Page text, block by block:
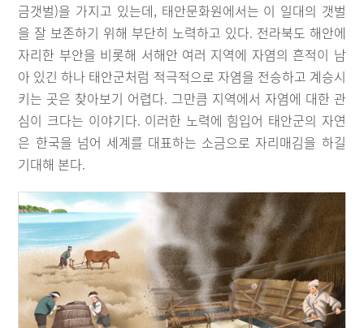
금갯벌)을 가지고 있는데, 태안문화원에서는 이 일대의 갯벌
을 잘 보존하기 위해 부단히 노력하고 있다. 전라북도 해안에
자리한 부안을 비롯해 서해안 여러 지역에 자염의 흔적이 남
아 있긴 하나 태안군처럼 적극적으로 자염을 전승하고 계승시
키는 곳은 찾아보기 어렵다. 그만큼 지역에서 자염에 대한 관
심이 크다는 이야기다. 이러한 노력에 힘입어 태안군의 자연
은 한국을 넘어 세계를 대표하는 소금으로 자리매김을 하길
기대해 본다.